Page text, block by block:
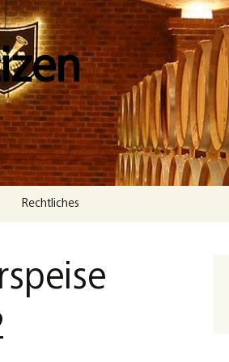
Rechtliches
Datenschutzerklärung